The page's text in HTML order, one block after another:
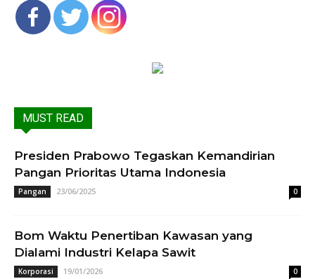
MUST READ
Presiden Prabowo Tegaskan Kemandirian
Pangan Prioritas Utama Indonesia
Pangan 23/06/2025 0
Bom Waktu Penertiban Kawasan yang
Dialami Industri Kelapa Sawit
Korporasi 19/01/2026 0